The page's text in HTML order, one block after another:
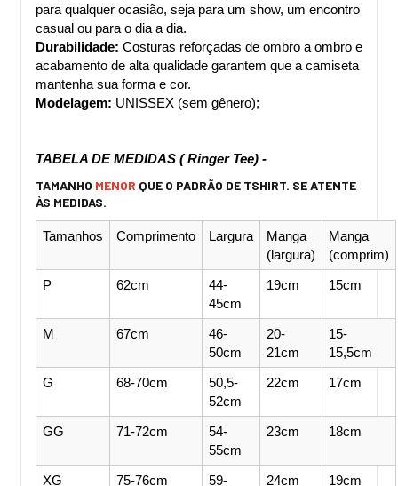
para qualquer ocasião, seja para um show, um encontro
casual ou para o dia a dia.
Durabilidade: Costuras reforçadas de ombro a ombro e
acabamento de alta qualidade garantem que a camiseta
mantenha sua forma e cor.
Modelagem: UNISSEX (sem gênero);
TABELA DE MEDIDAS ( Ringer Tee) -
TAMANHO MENOR QUE O PADRÃO DE TSHIRT. SE ATENTE
ÀS MEDIDAS.
Tamanhos Comprimento Largura
Manga
(largura)
Manga
(comprim)
P
62cm
44-
45cm
19cm 15cm
M 67cm
46-
50cm
20-
21cm
15-
15,5cm
G
68-70cm
50,5-
52cm
22cm 17cm
GG 71-72cm
54-
55cm
23cm 18cm
XG 75-76cm 59- 24cm 19cm